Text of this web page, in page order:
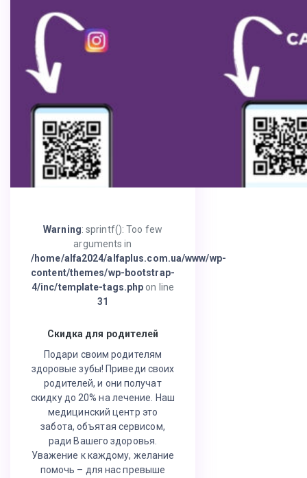
Warning: sprintf(): Too few
arguments in
/home/alfa2024/alfaplus.com.ua/www/wp-
content/themes/wp-bootstrap-
4/inc/template-tags.php on line
31
Скидка для родителей
Подари своим родителям
здоровые зубы! Приведи своих
родителей, и они получат
скидку до 20% на лечение. Наш
медицинский центр это
забота, объятая сервисом,
ради Вашего здоровья.
Уважение к каждому, желание
помочь – для нас превыше